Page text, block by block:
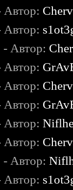
Автор:
Автор:
- Автор:
Автор:
Автор:
Автор:
Автор:
Автор:
- Автор:
Автор: